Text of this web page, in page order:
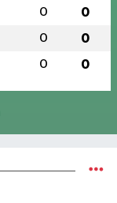
0 0
0 0
0 0